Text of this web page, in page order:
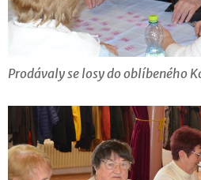
Prodávaly se losy do oblíbeného